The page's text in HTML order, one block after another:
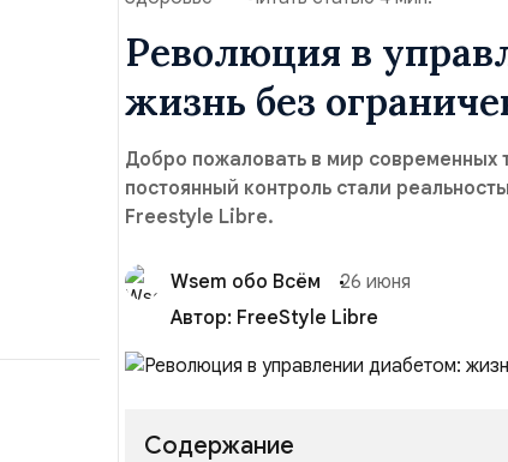
Революция в
жизнь без
Добро пожаловать в мир современных
постоянный контроль стали
Freestyle Libre.
Wsem обо Всём 26 июня
Автор: FreeStyle Libre
Содержание